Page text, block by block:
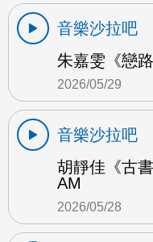
音樂沙拉吧
朱嘉雯《戀
2026/05/29
音樂沙拉吧
胡靜佳《古
AM
2026/05/28